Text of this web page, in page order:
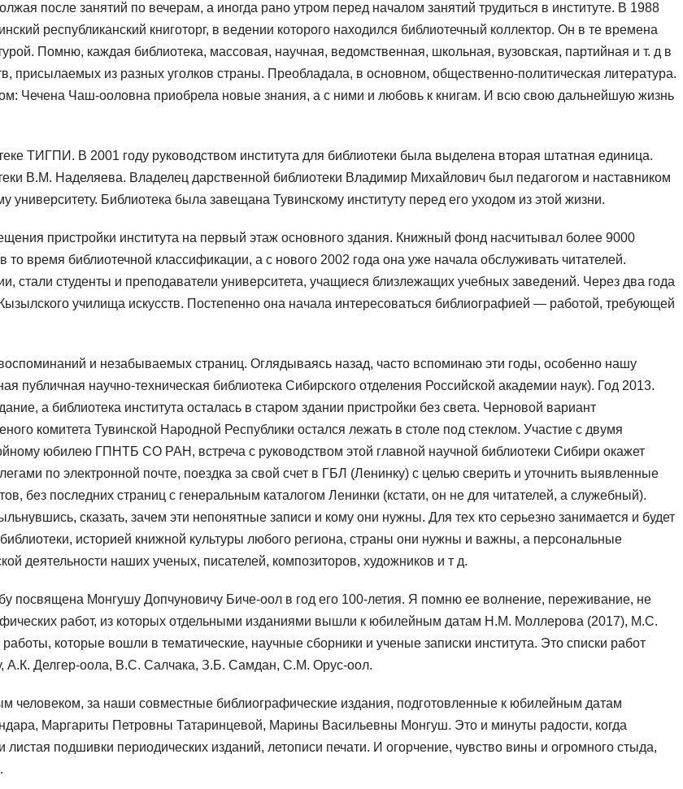
после занятий по вечерам, а иногда рано утром перед началом занятий трудиться в институте. В 1988
республиканский книготорг, в ведении которого находился библиотечный коллектор. Он в те времена
Помню, каждая библиотека, массовая, научная, ведомственная, школьная, вузовская, партийная и т. д в
присылаемых из разных уголков страны. Преобладала, в основном, общественно-политическая литература.
Чечена Чаш-ооловна приобрела новые знания, а с ними и любовь к книгам. И всю свою дальнейшую жизнь
ТИГПИ. В 2001 году руководством института для библиотеки была выделена вторая штатная единица.
В.М. Наделяева. Владелец дарственной библиотеки Владимир Михайлович был педагогом и наставником
Библиотека была завещана Тувинскому институту перед его уходом из этой жизни.
пристройки института на первый этаж основного здания. Книжный фонд насчитывал более 9000
время библиотечной классификации, а с нового 2002 года она уже начала обслуживать читателей.
стали студенты и преподаватели университета, учащиеся близлежащих учебных заведений. Через два года
училища искусств. Постепенно она начала интересоваться библиографией — работой, требующей
и незабываемых страниц. Оглядываясь назад, часто вспоминаю эти годы, особенно нашу
научно-техническая библиотека Сибирского отделения Российской академии наук). Год 2013.
а библиотека института осталась в старом здании пристройки без света. Черновой вариант
комитета Тувинской Народной Республики остался лежать в столе под стеклом. Участие с двумя
юбилею ГПНТБ СО РАН, встреча с руководством этой главной научной библиотеки Сибири окажет
по электронной почте, поездка за свой счет в ГБЛ (Ленинку) с целью сверить и уточнить выявленные
без последних страниц с генеральным каталогом Ленинки (кстати, он не для читателей, а служебный).
сказать, зачем эти непонятные записи и кому они нужны. Для тех кто серьезно занимается и будет
историей книжной культуры любого региона, страны они нужны и важны, а персональные
деятельности наших ученых, писателей, композиторов, художников и т д.
посвящена Монгушу Допчуновичу Биче-оол в год его 100-летия. Я помню ее волнение, переживание, не
работ, из которых отдельными изданиями вышли к юбилейным датам Н.М. Моллерова (2017), М.С.
которые вошли в тематические, научные сборники и ученые записки института. Это списки работ
Делгер-оола, В.С. Салчака, З.Б. Самдан, С.М. Орус-оол.
человеком, за наши совместные библиографические издания, подготовленные к юбилейным датам
Маргариты Петровны Татаринцевой, Марины Васильевны Монгуш. Это и минуты радости, когда
подшивки периодических изданий, летописи печати. И огорчение, чувство вины и огромного стыда,